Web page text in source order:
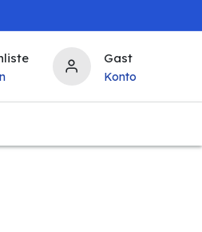
Gast
Konto